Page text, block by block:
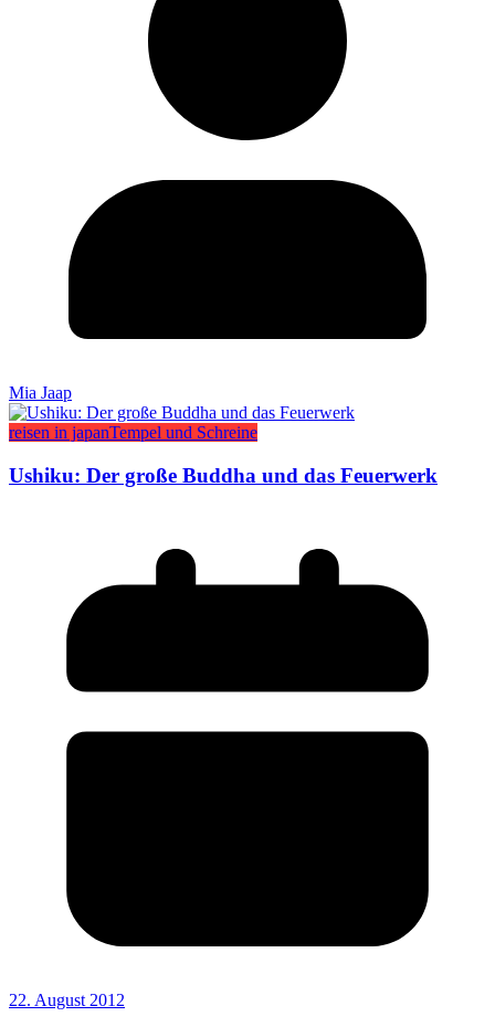
Mia Jaap
reisen in japanTempel und Schreine
Ushiku: Der große Buddha und das Feuerwerk
22. August 2012